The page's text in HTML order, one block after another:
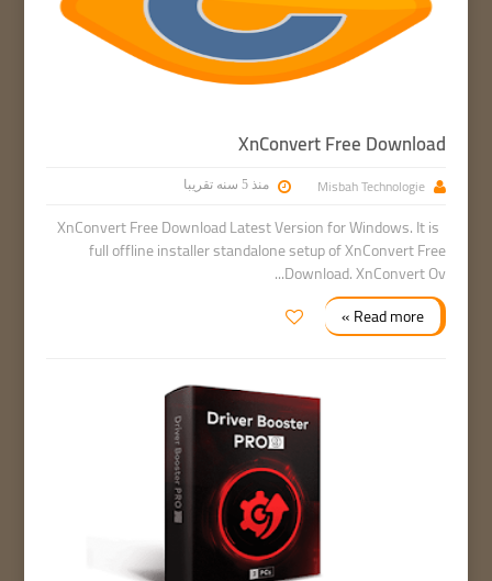
XnConvert Free Download
Misbah Technologie منذ 5 سنه تقريبا
XnConvert Free Download Latest Version for Windows. It is
full offline installer standalone setup of XnConvert Free
Download. XnConvert Ov...
Read more »